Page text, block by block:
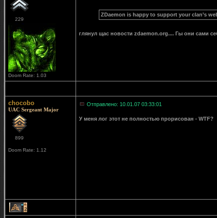
229
Doom Rate: 1.03
ZDaemon is happy to support your clan’s
глянул щас новости zdaemon.org.... Гы они сами
chocobo
UAC Sergeant Major
899
Doom Rate: 1.12
Отправлено: 10.01.07 03:33:01
У меня лог этот не полностью прорисован - WTF?
2